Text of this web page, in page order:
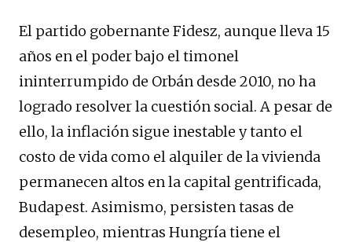
El partido gobernante Fidesz, aunque lleva 15
años en el poder bajo el timonel
ininterrumpido de Orbán desde 2010, no ha
logrado resolver la cuestión social. A pesar de
ello, la inflación sigue inestable y tanto el
costo de vida como el alquiler de la vivienda
permanecen altos en la capital gentrificada,
Budapest. Asimismo, persisten tasas de
desempleo, mientras Hungría tiene el